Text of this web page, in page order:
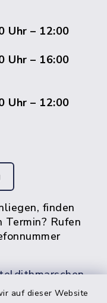
auf dieser Website
Uhr – 12:00
Uhr – 16:00
Uhr – 12:00
finden
Termin? Rufen